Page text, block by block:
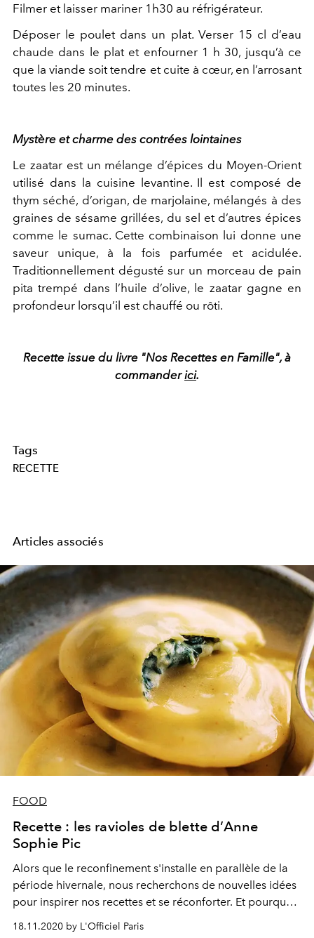
Filmer et laisser mariner 1h30 au réfrigérateur.
Déposer le poulet dans un plat. Verser 15 cl d’eau
chaude dans le plat et enfourner 1 h 30, jusqu’à ce
que la viande soit tendre et cuite à cœur, en l’arrosant
toutes les 20 minutes.
Mystère et charme des contrées lointaines
Le zaatar est un mélange d’épices du Moyen-Orient
utilisé dans la cuisine levantine. Il est composé de
thym séché, d’origan, de marjolaine, mélangés à des
graines de sésame grillées, du sel et d’autres épices
comme le sumac. Cette combinaison lui donne une
saveur unique, à la fois parfumée et acidulée.
Traditionnellement dégusté sur un morceau de pain
pita trempé dans l’huile d’olive, le zaatar gagne en
profondeur lorsqu’il est chauffé ou rôti.
Recette issue du livre "Nos Recettes en Famille", à
commanderici.
Tags
RECETTE
Articles associés
FOOD
Recette : les ravioles de blette d’Anne
Sophie Pic
Alors que le reconfinement s'installe en parallèle de la
période hivernale, nous recherchons de nouvelles idées
pour inspirer nos recettes et se réconforter. Et pourquoi
pas les sublimissimes ravioles de blette signées Anne
18.11.2020 by L'Officiel Paris